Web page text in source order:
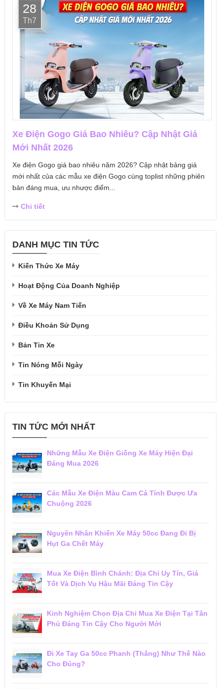
28
Th7
Xe Điện Gogo Giá Bao Nhiêu? Cập Nhật Giá
Mới Nhất 2026
Xe điện Gogo giá bao nhiêu năm 2026? Cập nhật bảng giá
mới nhất của các mẫu xe điện Gogo cùng toplist những phiên
bản đáng mua, ưu nhược điểm...
Chi tiết
DANH MỤC TIN TỨC
Kiến Thức Xe Máy
Hoạt Động Của Doanh Nghiệp
Về Xe Máy Nam Tiến
Điều Khoản Sử Dụng
Bản Tin Xe
Tin Nóng Mỗi Ngày
Tin Khuyến Mại
TIN TỨC MỚI NHẤT
Những Mẫu Xe Điện Giống Xe Máy Hiện Đại
Đáng Mua 2026
Các Mẫu Xe Điện Màu Cam Cá Tính Được Ưa
Chuộng 2026
Nguyên Nhân Khiến Xe Máy 50cc Đang Đi Bị
Hụt Ga Chết Máy
Mua Xe Điện Bình Chánh: Địa Chỉ Uy Tín, Giá
Tốt Và Dịch Vụ Hậu Mãi Đáng Tin Cậy
Kinh Nghiệm Chọn Địa Chỉ Mua Xe Điện Tại Tân
Phú Đáng Tin Cậy Cho Người Mới
Đi Xe Tay Ga 50cc Phanh (Thắng) Như Thế Nào
Cho Đúng?